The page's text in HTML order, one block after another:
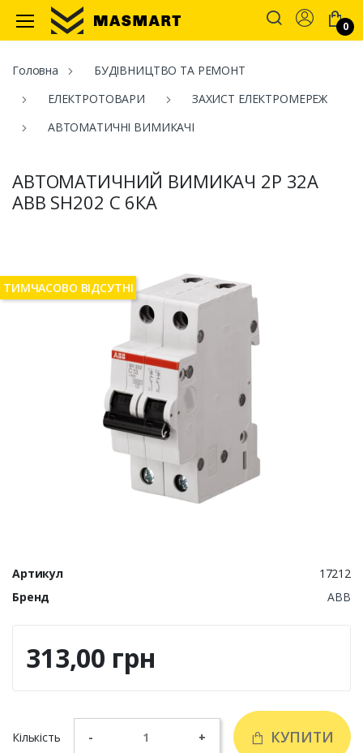
Masmart
Account
0
Головна
БУДІВНИЦТВО ТА РЕМОНТ
ЕЛЕКТРОТОВАРИ
ЗАХИСТ ЕЛЕКТРОМЕРЕЖ
АВТОМАТИЧНІ ВИМИКАЧІ
АВТОМАТИЧНИЙ ВИМИКАЧ 2P 32А
ABB SH202 С 6КА
ТИМЧАСОВО ВІДСУТНІ
Артикул
17212
Бренд
ABB
313,00 грн
Кількість - + КУПИТИ